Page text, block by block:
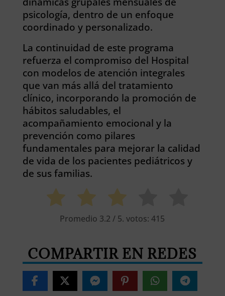
psicología, dentro de un enfoque
coordinado y personalizado.
La continuidad de este programa
refuerza el compromiso del Hospital
con modelos de atención integrales
que van más allá del tratamiento
clínico, incorporando la promoción de
hábitos saludables, el
acompañamiento emocional y la
prevención como pilares
fundamentales para mejorar la calidad
de vida de los pacientes pediátricos y
de sus familias.
Promedio 3.2 / 5. votos:415
COMPARTIR EN REDES